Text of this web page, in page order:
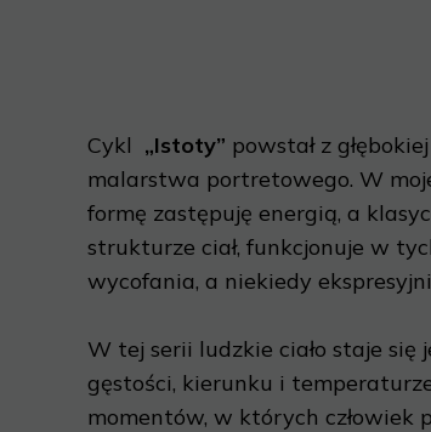
Cykl „Istoty” powstał z
malarstwa portretowego. W
formę zastępuję energią, a
strukturze ciał, funkcjonuje w
wycofania, a niekiedy
W tej serii ludzkie ciało staje
gęstości, kierunku i
momentów, w których człowiek